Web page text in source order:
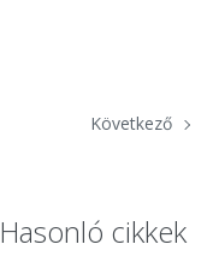
Következő
Hasonló cikkek